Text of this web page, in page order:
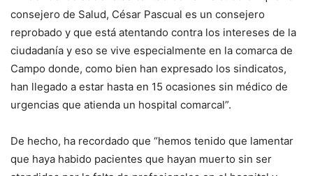
consejero de Salud, César Pascual es un consejero
reprobado y que está atentando contra los intereses de la
ciudadanía y eso se vive especialmente en la comarca de
Campo donde, como bien han expresado los sindicatos,
han llegado a estar hasta en 15 ocasiones sin médico de
urgencias que atienda un hospital comarcal”.
De hecho, ha recordado que “hemos tenido que lamentar
que haya habido pacientes que hayan muerto sin ser